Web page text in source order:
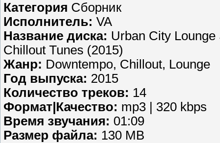
Категория Сборник
Исполнитель: VA
Название диска: Urban City
Chillout Tunes (2015)
Жанр: Downtempo, Chillout, Lounge
Год выпуска: 2015
Количество треков: 14
Формат|Качество: mp3 | 320 kbps
Время звучания: 01:09
Размер файла: 130 MB